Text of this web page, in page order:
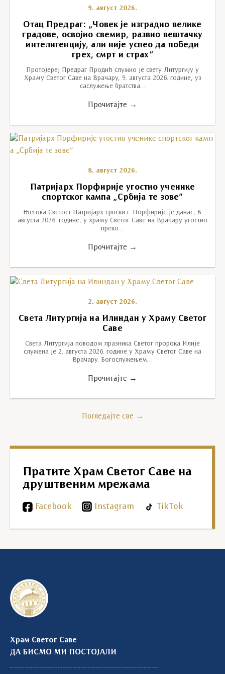
9. август 2026.
Отац Предраг: „Човек је изградио велике
градове, освојио свемир, развио вештачку
интелигенцију, али није успео да победи
грех, смрт и страх“
Протојереј Предраг Продић служио је свету Литургију у
Храму Светог Саве на Врачару, 9. августа 2026. године, уз
саслужење братства…
Прочитајте →
8. август 2026.
Патријарх Порфирије угостио ученике
спортског кампа „Србија те зове”
Његова Светост Патријарх српски г. Порфирије је данас, 8.
августа 2026. године, у храму Светог Саве на Врачару угостио
преко…
Прочитајте →
2. август 2026.
Света Литургија на Илиндан у Храму Светог
Саве
Света Литургија поводом празника Светог пророка Илије
служена је 2. августа 2026. године у Храму Светог Саве на
Врачару. Богослужењем…
Прочитајте →
Погледајте све →
Пратите Храм Светог Саве на
друштвеним мрежама
Facebook Instagram TikTok
Храм Светог Саве
ДА БИСМО МИ ПОСТОЈАЛИ